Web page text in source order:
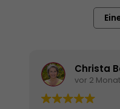
Christa
vor 2